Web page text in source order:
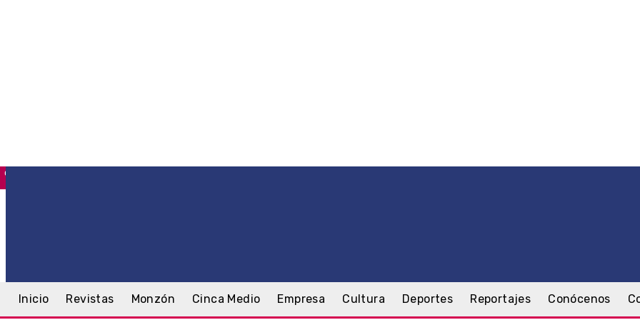
C
Inicio Revistas Monzón Cinca Medio Empresa Cultura Deportes Reportajes Conócenos